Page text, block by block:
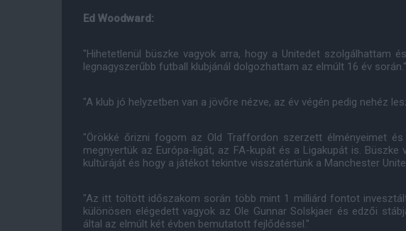
Ed Woodward:
"Hihetetlenül büszke vagyok arra, hogy a Unitedet szolgálhattam
legnagyszerűbb futball klubjánál dolgozhattam az elmúlt 16 év során."
"A klub jó helyzetben van a jövőre nézve, az év végén pedig nehéz
"Örökké őrizni fogom az Old Traffordon szerzett élményeimet
megnyertük az Európa-ligát, az FA-kupát és a Ligakupát is. Büszke
kultúráját és hogy a játékot tekintve visszatértünk a Manchester
"Az itt töltött időszakom során több mint 1 milliárd fontot
különösen elégedett vagyok az Ole Gunnar Solskjaer és edzői
által az elmúlt két évben bemutatott fejlődéssel."